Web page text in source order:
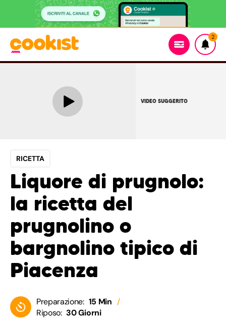
2
VIDEO SUGGERITO
RICETTA
Liquore di prugnolo:
la ricetta del
prugnolino o
bargnolino tipico di
Piacenza
Preparazione: 15 Min
Riposo: 30 Giorni